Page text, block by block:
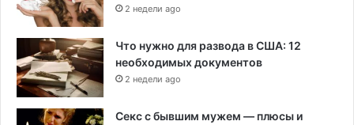
2 недели ago
Что нужно для развода в США: 12
необходимых документов
2 недели ago
Секс с бывшим мужем — плюсы и